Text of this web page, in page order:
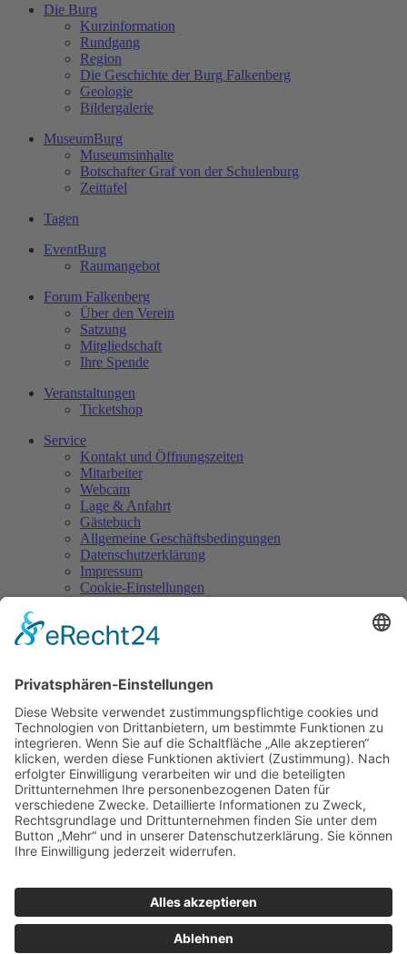
Die Burg
Kurzinformation
Rundgang
Region
Die Geschichte der Burg Falkenberg
Geologie
Bildergalerie
MuseumBurg
Museumsinhalte
Botschafter Graf von der Schulenburg
Zeittafel
Tagen
EventBurg
Raumangebot
Forum Falkenberg
Über den Verein
Satzung
Mitgliedschaft
Ihre Spende
Veranstaltungen
Ticketshop
Service
Kontakt und Öffnungszeiten
Mitarbeiter
Webcam
Lage & Anfahrt
Gästebuch
Allgemeine Geschäftsbedingungen
Datenschutzerklärung
Impressum
Cookie-Einstellungen
Kontakt
Burg 1
95685 Falkenberg
Tel.: 09637/929945-0
Mail:info@burg-falkenberg.bayern
Hunde nicht erlaubt!
Gefördert/Kofinanziert durch: